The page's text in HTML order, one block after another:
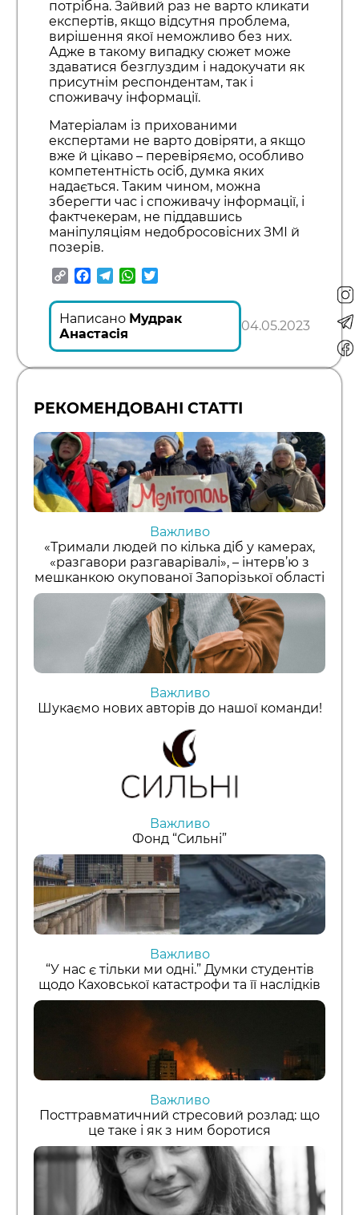
потрібна. Зайвий раз не варто кликати
експертів, якщо відсутня проблема,
вирішення якої неможливо без них.
Адже в такому випадку сюжет може
здаватися безглуздим і надокучати як
присутнім респондентам, так і
споживачу інформації.
Матеріалам із прихованими
експертами не варто довіряти, а якщо
вже й цікаво – перевіряємо, особливо
компетентність осіб, думка яких
надається. Таким чином, можна
зберегти час і споживачу інформації, і
фактчекерам, не піддавшись
маніпуляціям недобросовісних ЗМІ й
позерів.
CopyFacebook
TelegramWhatsApp
Написано Мудрак
Анастасія
04.05.2023
РЕКОМЕНДОВАНІ СТАТТІ
Важливо
«Тримали людей по кілька діб у камерах,
«разгавори разгаварівалі», – інтерв’ю з
мешканкою окупованої Запорізької області
Важливо
Шукаємо нових авторів до нашої команди!
Важливо
Фонд “Сильні”
Важливо
“У нас є тільки ми одні.” Думки студентів
щодо Каховської катастрофи та її наслідків
Важливо
Посттравматичний стресовий розлад: що
це таке і як з ним боротися